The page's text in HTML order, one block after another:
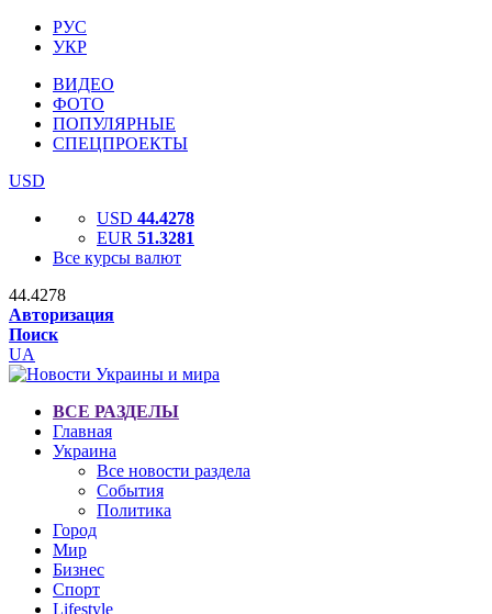
РУС
УКР
ВИДЕО
ФОТО
ПОПУЛЯРНЫЕ
СПЕЦПРОЕКТЫ
USD
USD 44.4278
EUR 51.3281
Все курсы валют
44.4278
Авторизация
Поиск
UA
ВСЕ РАЗДЕЛЫ
Главная
Украина
Все новости раздела
События
Политика
Город
Мир
Бизнес
Спорт
Lifestyle